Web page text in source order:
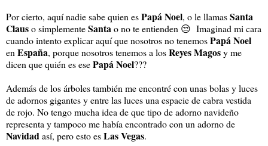
Por cierto, aquí nadie sabe quien esPapá Noel, o le llamasSanta
Clauso simplementeSantao no te entienden 😒 Imaginad mi cara
cuando intento explicar aquí que nosotros no tenemosPapá Noel
en España, porque nosotros tenemos a losReyes Magosy me
dicen que quién es esePapá Noel???
Además de los árboles también me encontré con unas bolas y luces
de adornos gigantes y entre las luces una espacie de cabra vestida
de rojo. No tengo mucha idea de que tipo de adorno navideño
representa y tampoco me había encontrado con un adorno de
Navidadasí, pero esto esLas Vegas.